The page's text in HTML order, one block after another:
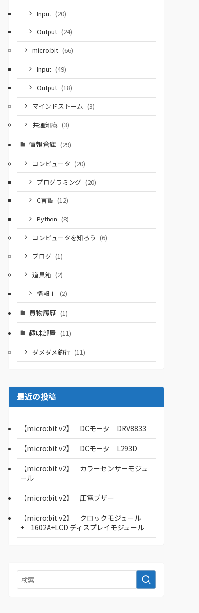
Input (20)
Output (24)
micro:bit (66)
Input (49)
Output (18)
マインドストーム (3)
共通知識 (3)
情報倉庫 (29)
コンピュータ (20)
プログラミング (20)
C言語 (12)
Python (8)
コンピュータを知ろう (6)
ブログ (1)
道具箱 (2)
情報Ⅰ
(2)
買物履歴 (1)
趣味部屋 (11)
ダメダメ釣行 (11)
最近の投稿
【micro:bit v2】 DCモータ DRV8833
【micro:bit v2】 DCモータ L293D
【micro:bit v2】 カラーセンサーモジュ
ール
【micro:bit v2】 圧電ブザー
【micro:bit v2】 クロックモジュール
+ 1602A+LCD ディスプレイモジュール